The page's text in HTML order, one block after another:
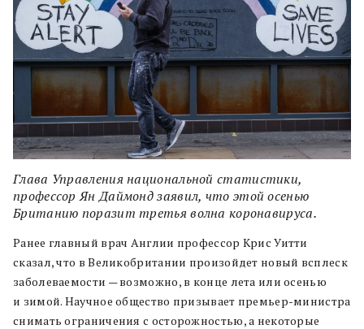
Глава Управления национальной статистики,
профессор Ян Даймонд заявил, что этой осенью
Британию поразит третья волна коронавируса.
Ранее главный врач Англии профессор Крис Уитти
сказал, что в Великобритании произойдет новый всплеск
заболеваемости — возможно, в конце лета или осенью
и зимой. Научное общество призывает премьер-министра
снимать ограничения с осторожностью, а некоторые